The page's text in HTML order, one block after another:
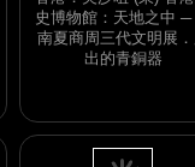
香港．尖沙咀 (東) 香
史博物館：天地之中 ─
南夏商周三代文明展．